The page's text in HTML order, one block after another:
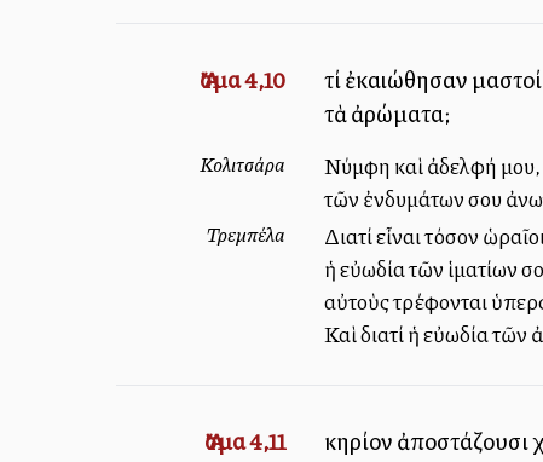
Ἄσμα 4,10
τί ἐκαλλιώθησαν
τὰ ἀρώματα;
Κολιτσάρα
Νύμφη καὶ ἀδελφή μου,
τῶν ἐνδυμάτων σου
Τρεμπέλα
Διατί εἶναι τόσον
ἡ εὐωδία τῶν ἱματίων
αὐτοὺς τρέφονται
Καὶ διατί ἡ εὐωδία
Ἄσμα 4,11 κηρίον ἀποστάζουσι